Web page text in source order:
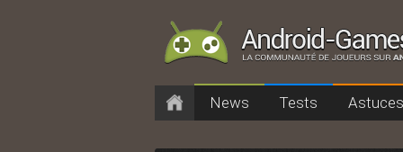
Menu principalAller au contenu
Aller au contenu
News Tests Astuces